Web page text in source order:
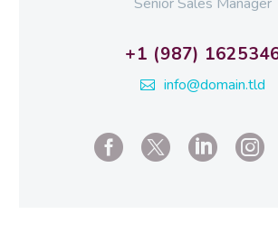
+1 (987)
info@domain.tld